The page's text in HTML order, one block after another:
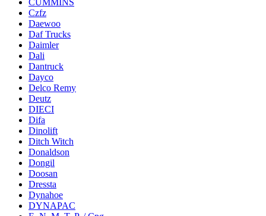
CUMMINS
Czfz
Daewoo
Daf Trucks
Daimler
Dali
Dantruck
Dayco
Delco Remy
Deutz
DIECI
Difa
Dinolift
Ditch Witch
Donaldson
Dongil
Doosan
Dressta
Dynahoe
DYNAPAC